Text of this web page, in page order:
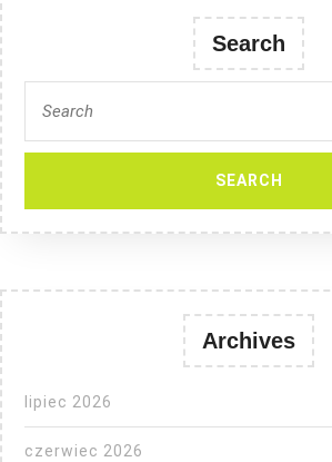
Search
for:
Archives
lipiec 2026
czerwiec 2026